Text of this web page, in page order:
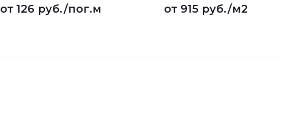
от 126 руб./пог.м от 915 руб./м2